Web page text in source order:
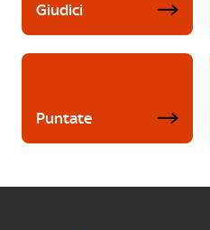
Giudici
Puntate